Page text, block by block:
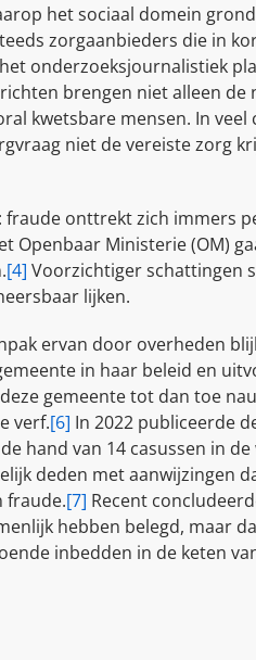
het sociaal domein
zorgaanbieders die in
onderzoeksjournalistiek
brengen niet alleen de
kwetsbare mensen. In
niet de vereiste zorg
onttrekt zich immers
Openbaar Ministerie (OM)
[4] Voorzichtiger schattingen
lijken.
ervan door overheden
in haar beleid en
gemeente tot dan toe
verf.[6] In 2022 publiceerde
hand van 14 casussen in
deden met aanwijzingen
fraude.[7] Recent
hebben belegd, maar
inbedden in de keten